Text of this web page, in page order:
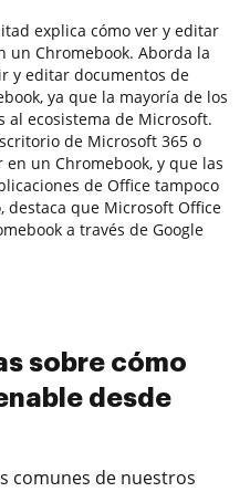
explica cómo ver y editar
un Chromebook. Aborda la
y editar documentos de
ya que la mayoría de los
al ecosistema de Microsoft.
de Microsoft 365 o
un Chromebook, y que las
de Office tampoco
destaca que Microsoft Office
a través de Google
sobre cómo
desde
comunes de nuestros